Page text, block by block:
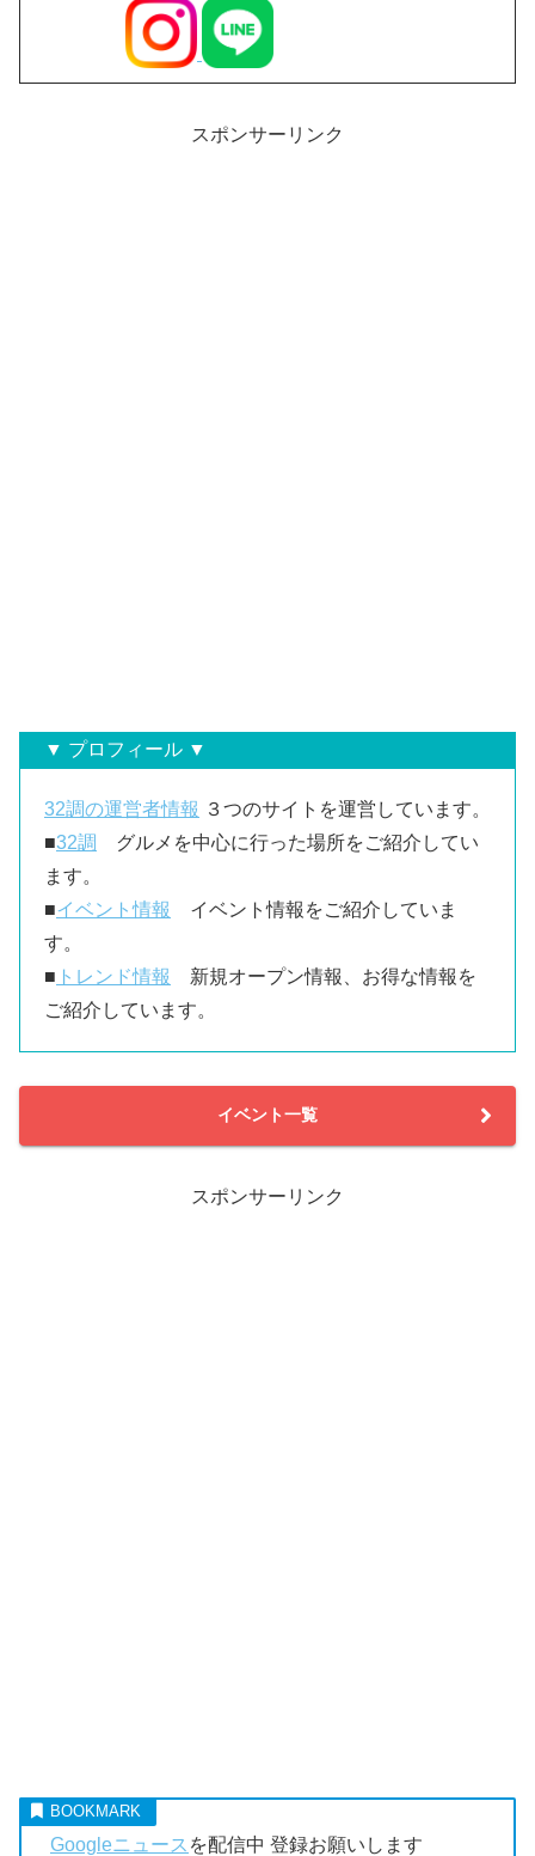
スポンサーリンク
▼ プロフィール ▼
32調の運営者情報 ３つのサイトを運営しています。
■32調
グルメを中心に行った場所をご紹介してい
ます。
■イベント情報
イベント情報をご紹介していま
す。
■ トレンド情報
新規オープン情報、お得な情報を
ご紹介しています。
イベント一覧
スポンサーリンク
Googleニュース を配信中 登録お願いします